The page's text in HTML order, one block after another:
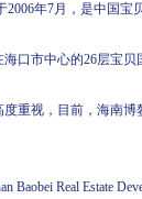
年7月，是中国
口市中心的26层宝
重视，目前，海南博
Real Estate